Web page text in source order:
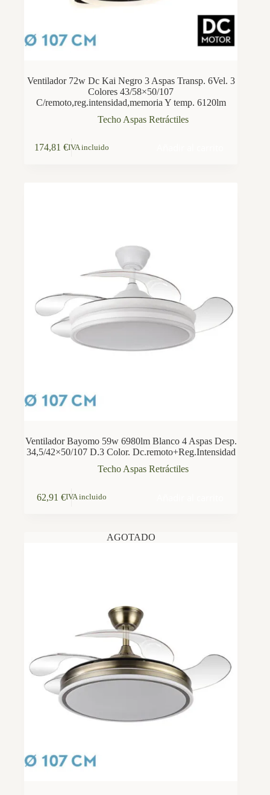
Ventilador 72w Dc Kai Negro 3 Aspas Transp. 6Vel. 3
Colores 43/58×50/107
C/remoto,reg.intensidad,memoria Y temp. 6120lm
Techo Aspas Retráctiles
174,81 €IVA incluido
Ventilador Bayomo 59w 6980lm Blanco 4 Aspas Desp.
34,5/42×50/107 D.3 Color. Dc.remoto+Reg.Intensidad
Techo Aspas Retráctiles
62,91 €IVA incluido
AGOTADO